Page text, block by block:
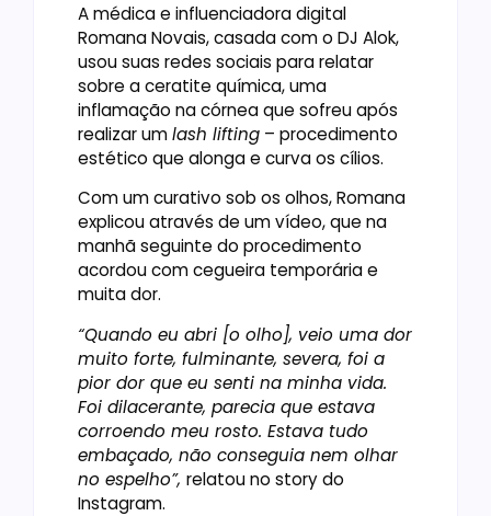
A médica e influenciadora digital
Romana Novais, casada com o DJ Alok,
usou suas redes sociais para relatar
sobre a ceratite química, uma
inflamação na córnea que sofreu após
realizar umlash lifting – procedimento
estético que alonga e curva os cílios.
Com um curativo sob os olhos, Romana
explicou através de um vídeo, que na
manhã seguinte do procedimento
acordou com cegueira temporária e
muita dor.
“Quando eu abri [o olho], veio uma dor
muito forte, fulminante, severa, foi a
pior dor que eu senti na minha vida.
Foi dilacerante, parecia que estava
corroendo meu rosto. Estava tudo
embaçado, não conseguia nem olhar
no espelho”, relatou no story do
Instagram.